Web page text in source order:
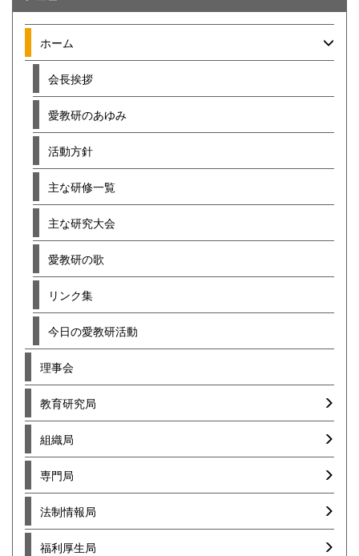
ホーム
会長挨拶
愛教研のあゆみ
活動方針
主な研修一覧
主な研究大会
愛教研の歌
リンク集
今日の愛教研活動
理事会
教育研究局
組織局
専門局
法制情報局
福利厚生局